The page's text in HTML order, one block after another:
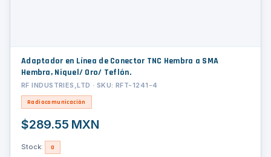
Adaptador en Línea de Conector TNC Hembra a SMA
Hembra, Niquel/ Oro/ Teflón.
RF INDUSTRIES,LTD · SKU: RFT-1241-4
Radiocomunicación
$289.55 MXN
Stock: 0